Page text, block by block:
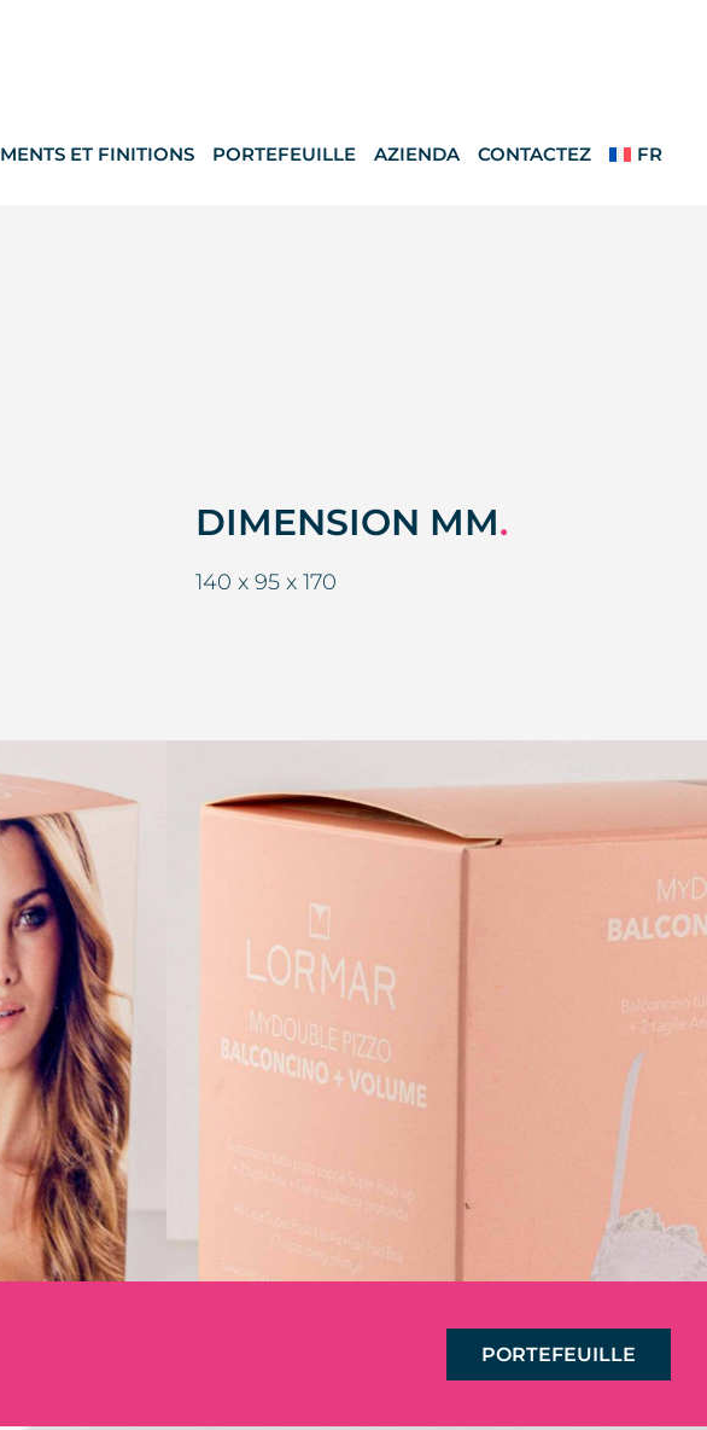
ET FINITIONS PORTEFEUILLE AZIENDA CONTACTEZ FR
DIMENSION MM.
140 x 95 x 170
PORTEFEUILLE